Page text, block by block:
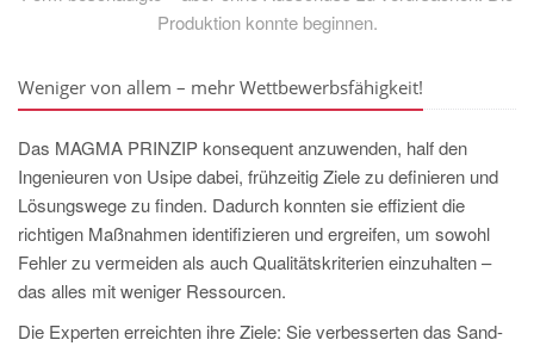
Produktion konnte beginnen.
Weniger von allem – mehr Wettbewerbsfähigkeit!
Das MAGMA PRINZIP konsequent anzuwenden, half den
Ingenieuren von Usipe dabei, frühzeitig Ziele zu definieren und
Lösungswege zu finden. Dadurch konnten sie effizient die
richtigen Maßnahmen identifizieren und ergreifen, um sowohl
Fehler zu vermeiden als auch Qualitätskriterien einzuhalten –
das alles mit weniger Ressourcen.
Die Experten erreichten ihre Ziele: Sie verbesserten das Sand-